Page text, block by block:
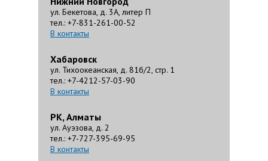
ул. Бекетова, д. 3А, литер П
тел.: +7-831-261-00-52
В контакты
Хабаровск
ул. Тихоокеанская, д. 81б/2, стр. 1
тел.: +7-4212-57-03-90
В контакты
РК, Алматы
ул. Ауэзова, д. 2
тел.: +7-727-395-69-95
В контакты